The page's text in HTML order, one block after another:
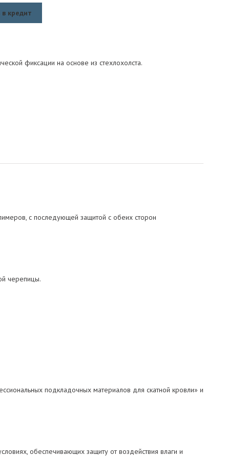
кредит
фиксации на основе из стехлохолста.
с последующей защитой с обеих сторон
черепицы.
подкладочных материалов для скатной кровли» и
обеспечивающих защиту от воздействия влаги и